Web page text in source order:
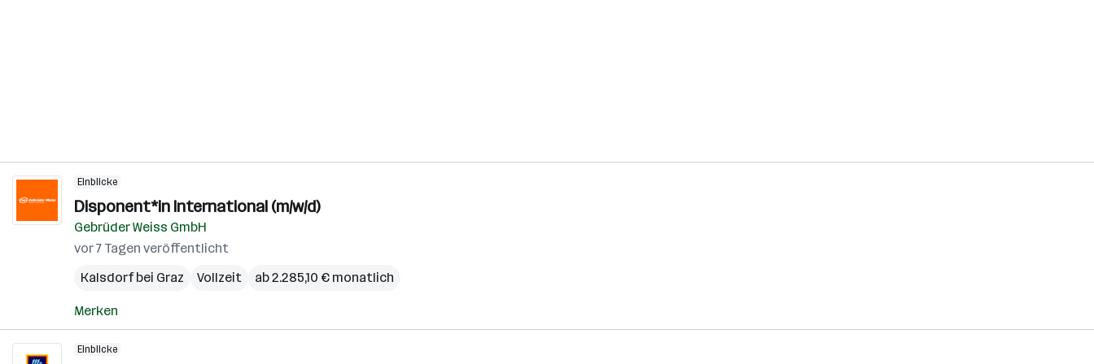
Einblicke
Disponent*in International (m/w/d)
Gebrüder Weiss GmbH
vor 7 Tagen veröffentlicht
Kalsdorf bei Graz
Vollzeit ab 2.285,10 € monatlich
Merken
Einblicke